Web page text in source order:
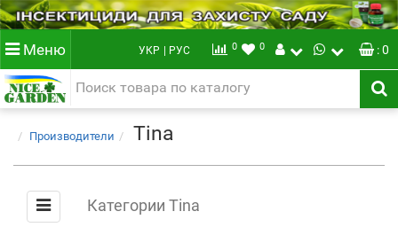
Меню УКР | РУС 0 0 : 0
Производители Tina
Категории Tina